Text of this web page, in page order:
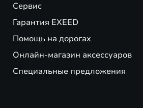
Сервис
Гарантия EXEED
Помощь на дорогах
Онлайн-магазин аксессуаров
Специальные предложения